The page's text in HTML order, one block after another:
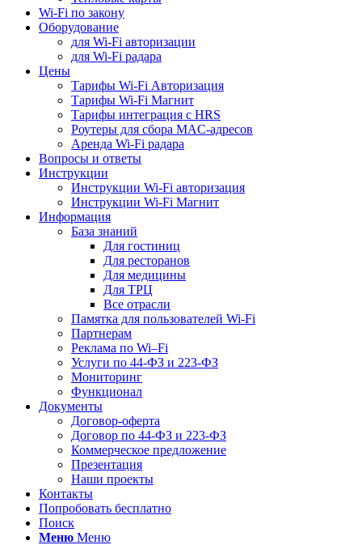
Wi-Fi по закону
Оборудование
для Wi-Fi авторизации
для Wi-Fi радара
Цены
Тарифы Wi-Fi Авторизация
Тарифы Wi-Fi Магнит
Тарифы интеграция с HRS
Роутеры для сбора MAC-адресов
Аренда Wi-Fi радара
Вопросы и ответы
Инструкции
Инструкции Wi-Fi авторизация
Инструкции Wi-Fi Магнит
Информация
База знаний
Для гостиниц
Для ресторанов
Для медицины
Для ТРЦ
Все отрасли
Памятка для пользователей Wi-Fi
Партнерам
Реклама по Wi–Fi
Услуги по 44-ФЗ и 223-ФЗ
Мониторинг
Функционал
Документы
Договор-оферта
Договор по 44-ФЗ и 223-ФЗ
Коммерческое предложение
Презентация
Наши проекты
Контакты
Попробовать бесплатно
Поиск
Меню Меню